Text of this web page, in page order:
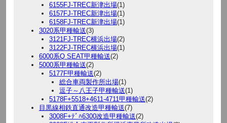
6155FJ-TREC新津出場(1)
6157FJ-TREC新津出場(1)
6158FJ-TREC新津出場(1)
3020系甲種輸送(3)
3121FJ-TREC横浜出場(2)
3122FJ-TREC横浜出場(1)
6000系Q SEAT甲種輸送(2)
5000系甲種輸送(2)
5177F甲種輸送(2)
総合車両製作所出場(1)
逗子～八王子甲種輸送(1)
5178F+5518+4611-4711甲種輸送(2)
目黒線相鉄直通改造甲種輸送(7)
3008F+ﾃﾞﾊ6300改造甲種輸送(2)